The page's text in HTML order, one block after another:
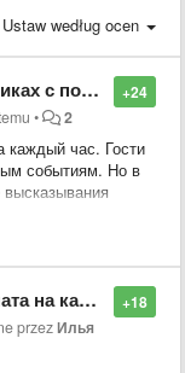
Ustaw według ocen
+24
"повтор"
• 2
каждый час. Гости
событиям. Но в
+18
youtube.
przezИлья